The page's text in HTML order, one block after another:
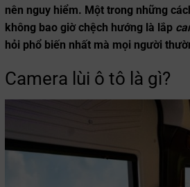
nên nguy hiểm. Một trong những
không bao giờ chệch hướng là lắp
hỏi phổ biến nhất mà mọi người
Camera lùi ô tô là gì?